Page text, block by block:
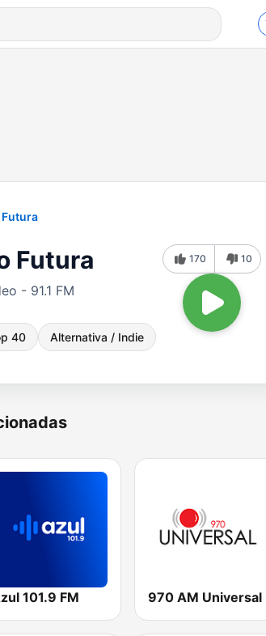
Futura
Futura
- 91.1 FM
40 Alternativa / Indie
170 10
101.9 FM 970 AM Universal